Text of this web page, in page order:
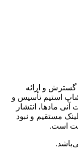
بهمن سال 1401 با هدف گسترش و ارائه
استیم تأسیس و
آنی مادها، انتشار
مستقیم و نبود
است.